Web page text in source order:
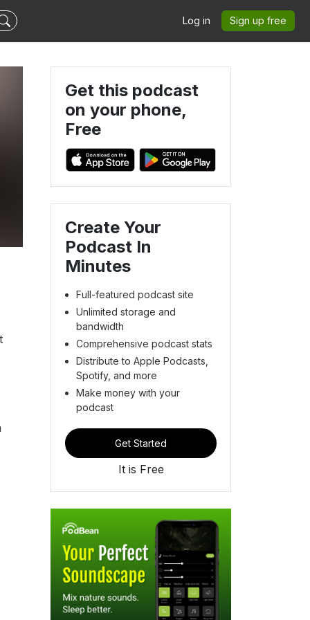
Log in Sign up free
Get this podcast
on your phone,
Free
Create Your
Podcast In
Minutes
Full-featured podcast site
Unlimited storage and
bandwidth
Comprehensive podcast stats
Distribute to Apple Podcasts,
Spotify, and more
Make money with your
podcast
Get Started
It is Free